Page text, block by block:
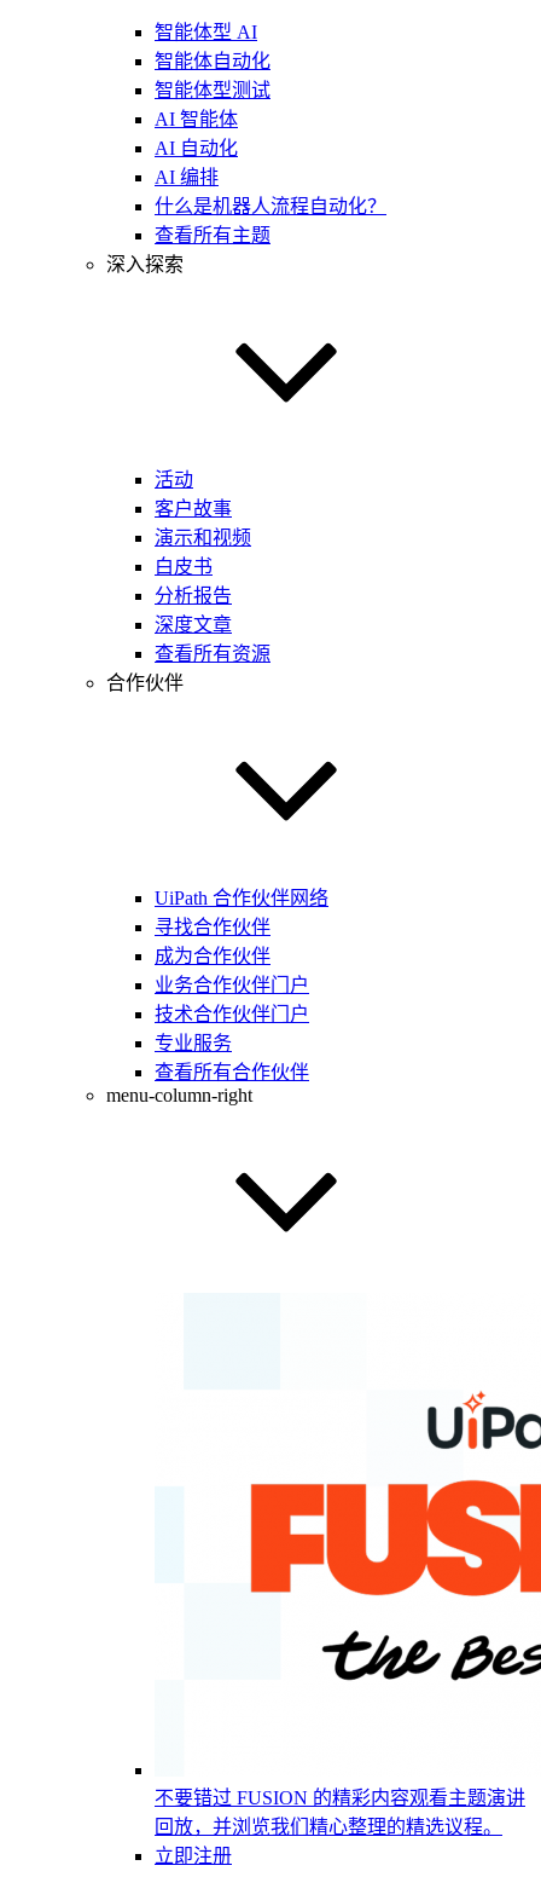
智能体型 AI
智能体自动化
智能体型测试
AI 智能体
AI 自动化
AI 编排
什么是机器人流程自动化？
查看所有主题
深入探索
活动
客户故事
演示和视频
白皮书
分析报告
深度文章
查看所有资源
合作伙伴
UiPath 合作伙伴网络
寻找合作伙伴
成为合作伙伴
业务合作伙伴门户
技术合作伙伴门户
专业服务
查看所有合作伙伴
menu-column-right
不要错过 FUSION 的精彩内容观看主题演讲
回放，并浏览我们精心整理的精选议程。
立即注册